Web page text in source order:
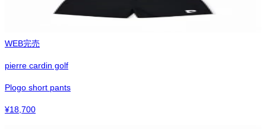
WEB完売
pierre cardin golf
Plogo short pants
¥18,700